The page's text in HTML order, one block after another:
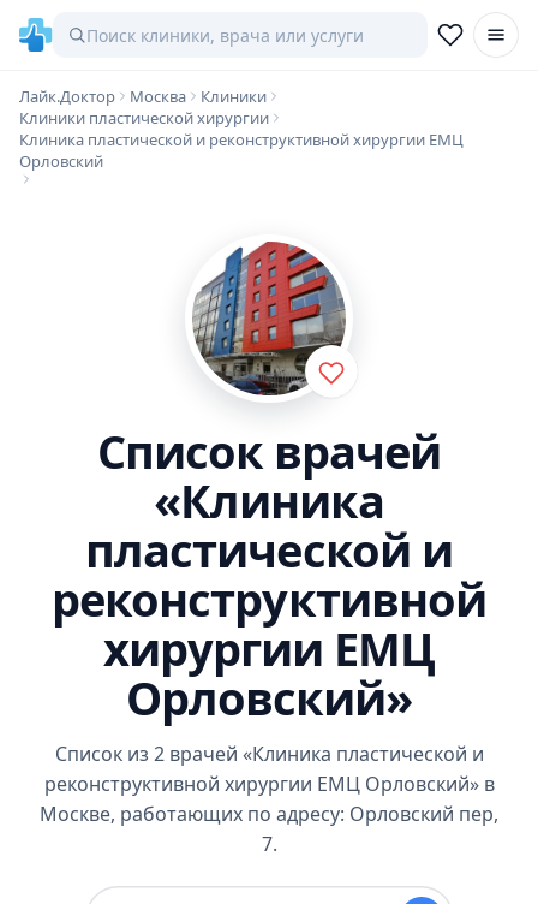
Лайк.Доктор Москва
Клиники
Клиники пластической хирургии
Клиника пластической и реконструктивной хирургии ЕМЦ
Орловский
Список врачей
«Клиника
пластической и
реконструктивной
хирургии ЕМЦ
Орловский»
Список из 2 врачей «Клиника пластической и
реконструктивной хирургии ЕМЦ Орловский» в
Москве, работающих по адресу: Орловский пер,
7.